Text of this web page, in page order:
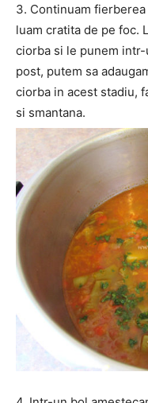
3. Continuam
luam cratita de pe foc.
ciorba si le punem
post, putem sa
ciorba in acest stadiu,
si smantana.